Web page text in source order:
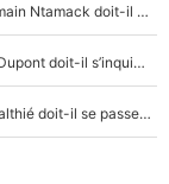
XV de France - Matthieu Jalibert a tout changé : Romain Ntamack doit-il s’inquiéter pour sa place à un an de la Coupe du monde ?
«Le XV de France est meilleur avec Lucu» : Antoine Dupont doit-il s’inquiéter pour sa place ?
Le XV de France a trouvé son remplaçant : Fabien Galthié doit-il se passer d'Antoine Dupont ?